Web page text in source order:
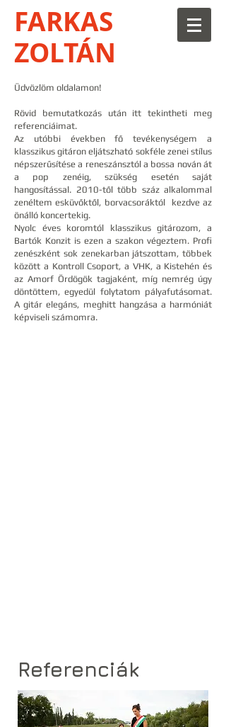
FARKAS
ZOLTÁN
Üdvözlöm oldalamon!
Rövid bemutatkozás után itt tekintheti meg
referenciáimat.
Az utóbbi években fő tevékenységem a
klasszikus gitáron eljátszható sokféle zenei stílus
népszerűsítése a reneszánsztól a bossa nován át
a pop zenéig, szükség esetén saját
hangosítással. 2010-től több száz alkalommal
zenéltem esküvőktől, borvacsoráktól kezdve az
önálló koncertekig.
Nyolc éves koromtól klasszikus gitározom, a
Bartók Konzit is ezen a szakon végeztem. Profi
zenészként sok zenekarban játszottam, többek
között a Kontroll Csoport, a VHK, a Kistehén és
az Amorf Ördögök tagjaként, míg nemrég úgy
döntöttem, egyedül folytatom pályafutásomat.
A gitár elegáns, meghitt hangzása a harmóniát
képviseli számomra.
Referenciák